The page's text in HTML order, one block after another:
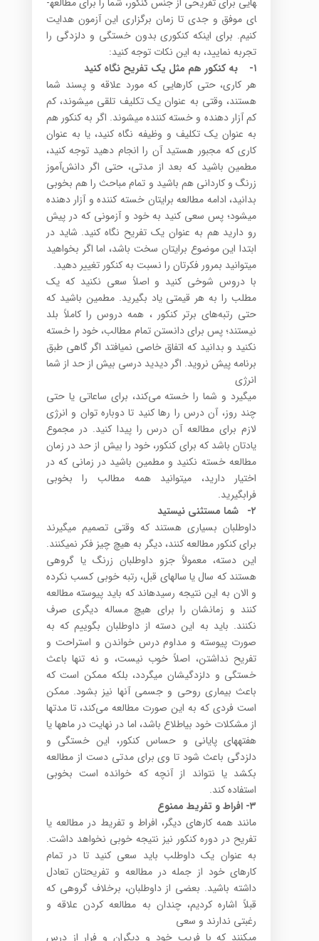
ای موفق و جدی تا زمان برگزاری این آزمون هدایت
کنیم. برای اینکه کنکوری بدون خستگی و دلزدگی را
تجربه نمایید، به این نکات توجه کنید:
۱-
به کنکور هم مثل یک تفریح نگاه کنید
هر کاری، حتی کارهایی که مورد علاقه و پسند شما
هستند، وقتی به عنوان یک تکلیف تلقی می­شوند، کم
کم آزار دهنده و خسته کننده می­شوند. اگر به کنکور هم
به عنوان یک تکلیف و وظیفه نگاه کنید، یا به عنوان
کاری که مجبور هستید آن را انجام دهید توجه کنید،
مطمین باشید که بعد از مدتی، حتی اگر دانش‌آموز
زرنگ و کاردانی هم باشید و تمام مباحث را هم بخوبی
بدانید، ادامه مطالعه برایتان خسته کننده و آزار دهنده
می­شود؛ پس سعی کنید به خود و آزمونی که در پیش
رو دارید هم به عنوان یک تفریح نگاه کنید. شاید در
ابتدا این موضوع برایتان سخت باشد، اما اگر بخواهید
می­توانید بمرور فکرتان را نسبت به کنکور تغییر دهید.
با دروس شوخی کنید و اصلاً سعی نکنید که یک
مطلب را به هر قیمتی یاد بگیرید. مطمین باشید که
حتی رتبه‌های برتر کنکور ، همه دروس را کاملاً بلد
نیستند؛ پس برای دانستن تمام مطالب، خود را خسته
نکنید و بدانید که اتفاق خاصی نمی­افتد اگر گاهی طبق
برنامه پیش نروید. اگر دیدید درسی بیش از حد از شما
انرژی
می­گیرد و شما را خسته می‌کند، برای ساعاتی یا حتی
چند روز، آن درس را رها کنید تا دوباره توان و انرژی
لازم برای مطالعه آن درس را پیدا کنید. در مجموع
یادتان باشد که برای کنکور، خود را بیش از حد در زمان
مطالعه خسته نکنید و مطمین باشید در زمانی که در
اختیار دارید، می­توانید همه مطالب را بخوبی
فرابگیرید.
۲-
شما مستثنی نیستید
داوطلبان بسیاری هستند که وقتی تصمیم می­گیرند
برای کنکور مطالعه کنند، دیگر به هیچ چیز فکر نمی­کنند.
این دسته، معمولاً جزو داوطلبان زرنگ یا گروهی
هستند که سال یا سال­های قبل، رتبه خوبی کسب نکرده
و الان به این نتیجه رسیده­اند که باید پیوسته مطالعه
کنند و زمانشان را برای هیچ مساله دیگری صرف
نکنند. باید به این دسته از داوطلبان بگوییم که به
صورت پیوسته و مداوم درس خواندن و استراحت و
تفریح نداشتن، اصلاً خوب نیست، و نه تنها باعث
خستگی و دلزدگی­شان می­گردد، بلکه ممکن است که
باعث بیماری روحی و جسمی آنها نیز بشود. ممکن
است فردی که به این صورت مطالعه می‌کند، تا مدت­ها
از مشکلات خود بی­اطلاع باشد، اما در نهایت در ماه­ها یا
هفته­های پایانی و حساس کنکور، این خستگی و
دلزدگی باعث شود تا وی برای مدتی دست از مطالعه
بکشد یا نتواند از آنچه که خوانده است بخوبی
استفاده کند.
۳- افراط و تفریط ممنوع
مانند همه کارهای دیگر، افراط و تفریط در مطالعه یا
تفریح در دوره کنکور نیز نتیجه خوبی نخواهد داشت.
به عنوان یک داوطلب باید سعی کنید تا در تمام
کارهای خود از جمله در مطالعه و تفریحتان تعادل
داشته باشید. بعضی از داوطلبان، برخلاف گروهی که
قبلاً اشاره کردیم، چندان به مطالعه کردن علاقه و
رغبتی ندارند و سعی
می­کنند که با فریب خود و دیگران و فرار از درس